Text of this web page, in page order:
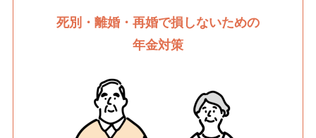
死別・離婚・再婚で損しないための
年金対策